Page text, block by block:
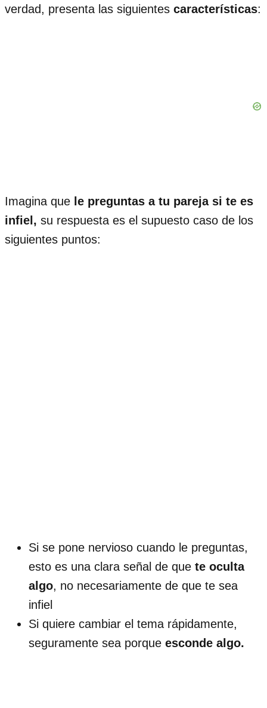
verdad, presenta las siguientes características:
Imagina que le preguntas a tu pareja si te es
infiel, su respuesta es el supuesto caso de los
siguientes puntos:
Si se pone nervioso cuando le preguntas,
esto es una clara señal de que te oculta
algo, no necesariamente de que te sea
infiel
Si quiere cambiar el tema rápidamente,
seguramente sea porque esconde algo.